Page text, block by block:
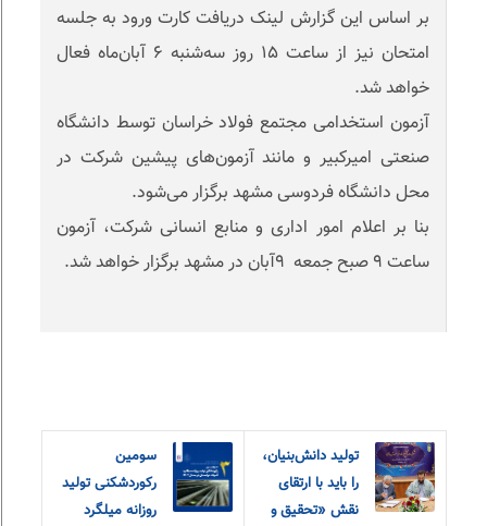
بر اساس این گزارش لینک دریافت کارت ورود به جلسه
امتحان نیز از ساعت ١۵ روز سه‌شنبه ۶ آبان‌ماه فعال
خواهد شد.
آزمون استخدامی مجتمع فولاد خراسان توسط دانشگاه
صنعتی امیرکبیر و مانند آزمون‌های پیشین شرکت در
محل دانشگاه فردوسی مشهد برگزار می‌شود.
بنا بر اعلام امور اداری و منابع انسانی شرکت، آزمون
ساعت ٩ صبح جمعه ٩آبان در مشهد برگزار خواهد شد.
تولید دانش‌بنیان،
را باید با ارتقای
نقش «تحقیق و‌
سومین
رکوردشکنی تولید
روزانه میلگرد